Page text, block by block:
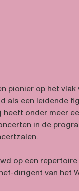
pionier op het vlak
als een leidende
heeft onder meer
in de
op een
dirigent van het